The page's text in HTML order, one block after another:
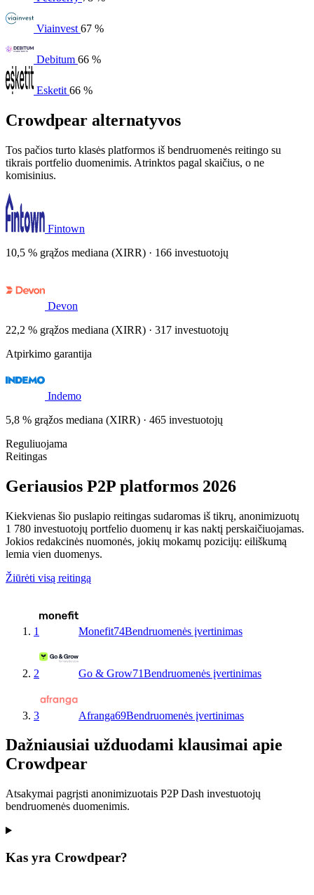
Viainvest 67 %
Debitum 66 %
Esketit 66 %
Crowdpear alternatyvos
Tos pačios turto klasės platformos iš bendruomenės reitingo su
tikrais portfelio duomenimis. Atrinktos pagal skaičius, o ne
komisinius.
Fintown
10,5 % grąžos mediana (XIRR) · 166 investuotojų
Devon
22,2 % grąžos mediana (XIRR) · 317 investuotojų
Atpirkimo garantija
Indemo
5,8 % grąžos mediana (XIRR) · 465 investuotojų
Reguliuojama
Reitingas
Geriausios P2P platformos 2026
Kiekvienas šio puslapio reitingas sudaromas iš tikrų, anonimizuotų
1 780 investuotojų portfelio duomenų ir kas naktį perskaičiuojamas.
Jokios redakcinės nuomonės, jokių mokamų pozicijų: eiliškumą
lemia vien duomenys.
Žiūrėti visą reitingą
1 Monefit74Bendruomenės įvertinimas
2 Go & Grow71Bendruomenės įvertinimas
3 Afranga69Bendruomenės įvertinimas
Dažniausiai užduodami klausimai apie
Crowdpear
Atsakymai pagrįsti anonimizuotais P2P Dash investuotojų
bendruomenės duomenimis.
Kas yra Crowdpear?